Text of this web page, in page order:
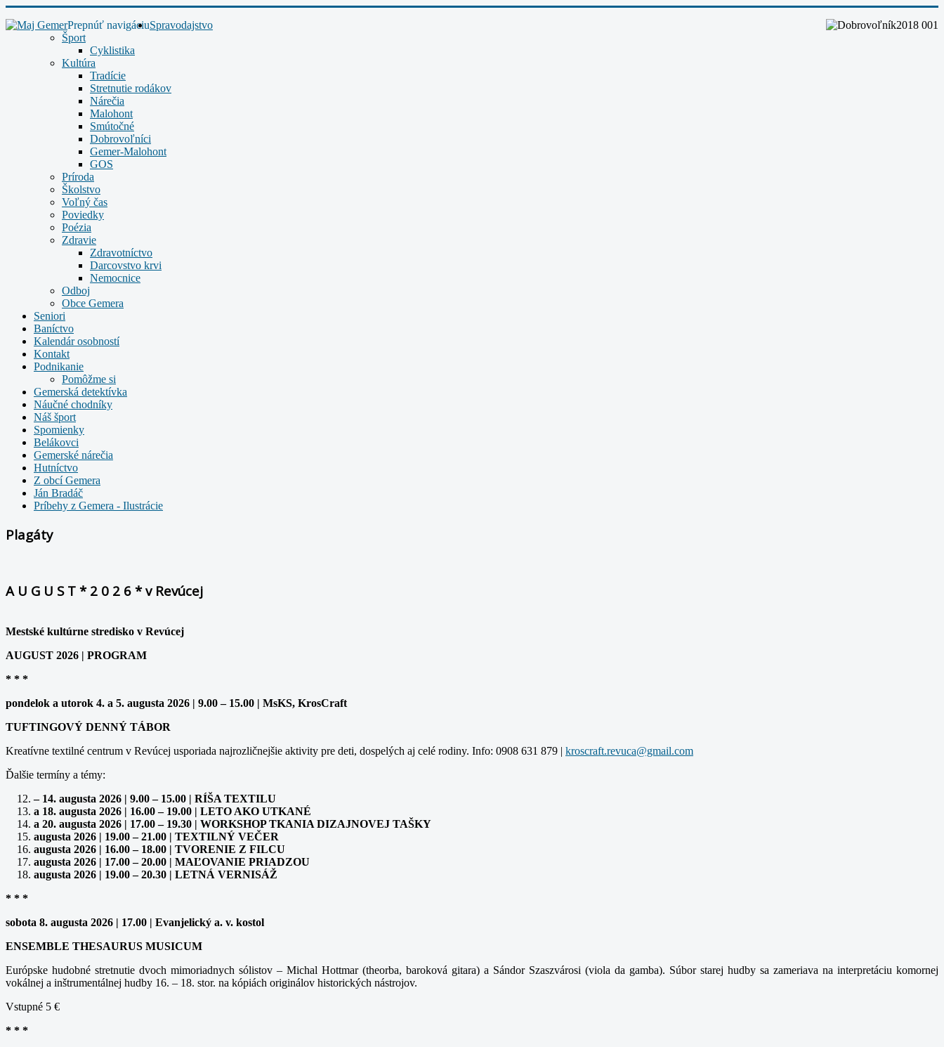
Prepnúť navigáciuSpravodajstvo
Šport
Cyklistika
Kultúra
Tradície
Stretnutie rodákov
Nárečia
Malohont
Smútočné
Dobrovoľníci
Gemer-Malohont
GOS
Príroda
Školstvo
Voľný čas
Poviedky
Poézia
Zdravie
Zdravotníctvo
Darcovstvo krvi
Nemocnice
Odboj
Obce Gemera
Seniori
Baníctvo
Kalendár osobností
Kontakt
Podnikanie
Pomôžme si
Gemerská detektívka
Náučné chodníky
Náš šport
Spomienky
Belákovci
Gemerské nárečia
Hutníctvo
Z obcí Gemera
Ján Bradáč
Príbehy z Gemera - Ilustrácie
Plagáty
A U G U S T * 2 0 2 6 * v Revúcej
Mestské kultúrne stredisko v Revúcej
AUGUST 2026 | PROGRAM
* * *
pondelok a utorok 4. a 5. augusta 2026 | 9.00 – 15.00 | MsKS, KrosCraft
TUFTINGOVÝ DENNÝ TÁBOR
Kreatívne textilné centrum v Revúcej usporiada najrozličnejšie aktivity pre deti, dospelých aj celé rodiny. Info: 0908 631 879 |
Ďalšie termíny a témy:
– 14. augusta 2026 | 9.00 – 15.00 | RÍŠA TEXTILU
a 18. augusta 2026 | 16.00 – 19.00 | LETO AKO UTKANÉ
a 20. augusta 2026 | 17.00 – 19.30 | WORKSHOP TKANIA DIZAJNOVEJ TAŠKY
augusta 2026 | 19.00 – 21.00 | TEXTILNÝ VEČER
augusta 2026 | 16.00 – 18.00 | TVORENIE Z FILCU
augusta 2026 | 17.00 – 20.00 | MAĽOVANIE PRIADZOU
augusta 2026 | 19.00 – 20.30 | LETNÁ VERNISÁŽ
* * *
sobota 8. augusta 2026 | 17.00 | Evanjelický a. v. kostol
ENSEMBLE THESAURUS MUSICUM
Európske hudobné stretnutie dvoch mimoriadnych sólistov – Michal Hottmar (theorba, baroková gitara) a Sándor Szaszvárosi (viola da gamba). Súbor starej hudby sa zameriava na interpretáciu komornej
vokálnej a inštrumentálnej hudby 16. – 18. stor. na kópiách originálov historických nástrojov.
Vstupné 5 €
* * *